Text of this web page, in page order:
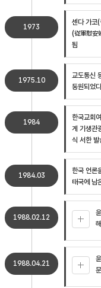
1973
센다 가코
(従軍慰安
됨
1975.10
교도통신
동원되었
1984
한국교회
게 기생관
식 서한 발
1984.03
한국 언론
태국에 남
1988.02.12
1988.04.21